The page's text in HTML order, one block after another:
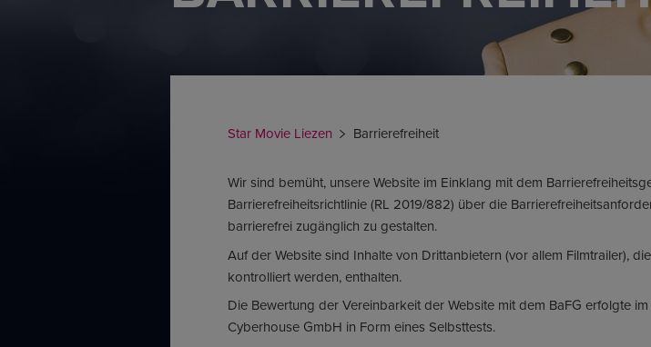
Star Movie Liezen Barrierefreiheit
Wir sind bemüht, unsere Website im Einklang mit dem
Barrierefreiheitsrichtlinie (RL 2019/882) über die
barrierefrei zugänglich zu gestalten.
Auf der Website sind Inhalte von Drittanbietern (vor allem Filmtrailer),
kontrolliert werden, enthalten.
Die Bewertung der Vereinbarkeit der Website mit dem BaFG erfolgte
Cyberhouse GmbH in Form eines Selbsttests.